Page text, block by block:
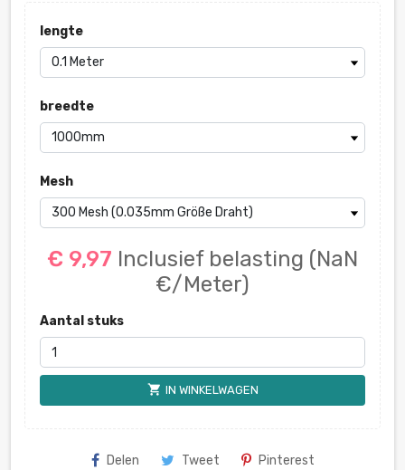
lengte
breedte
Mesh
€ 9,97 Inclusief belasting (NaN
€/Meter)
Aantal stuks
shopping_cart IN WINKELWAGEN
Delen Tweet Pinterest